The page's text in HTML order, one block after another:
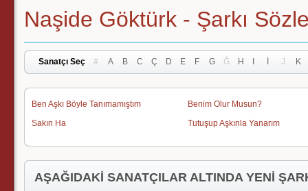
Naşide Göktürk - Şarkı
Sanatçı Seç # A B C Ç D E F G Ğ H J K
Ben Aşkı Böyle Tanımamıştım
Benim Olur Musun?
Sakın Ha
Tutuşup Aşkınla Yanarım
AŞAĞIDAKİ SANATÇILAR ALTINDA YENİ